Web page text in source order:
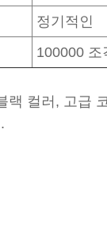
정기적인
100000 조
랙 컬러, 고급